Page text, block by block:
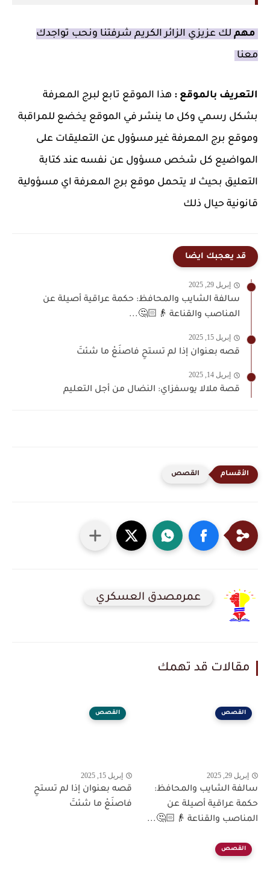
مهم لك عزيزي الزائر الكريم شرفتنا ونحب تواجدك
معنا
التعريف بالموقع : هذا الموقع تابع لبرج المعرفة
بشكل رسمي وكل ما ينشر في الموقع يخضع للمراقبة
وموقع برج المعرفة غير مسؤول عن التعليقات على
المواضيع كل شخص مسؤول عن نفسه عند كتابة
التعليق بحيث لا يتحمل موقع برج المعرفة اي مسؤولية
قانونية حيال ذلك
قد يعجبك ايضا
إبريل 29, 2025
سالفة الشايب والمحافظ: حكمة عراقية أصيلة عن
المناصب والقناعة 👴🏻🤔...
إبريل 15, 2025
قصه بعنوان إذا لم تستحِ فاصنَعْ ما شئتَ
إبريل 14, 2025
قصة ملالا يوسفزاي: النضال من أجل التعليم
القصص
عمرمصدق العسكري
مقالات قد تهمك
القصص
إبريل 29, 2025
سالفة الشايب والمحافظ:
حكمة عراقية أصيلة عن
المناصب والقناعة 👴🏻🤔...
القصص
إبريل 15, 2025
قصه بعنوان إذا لم تستحِ
فاصنَعْ ما شئتَ
القصص